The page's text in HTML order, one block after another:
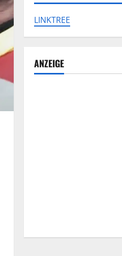
LINKTREE
ANZEIGE